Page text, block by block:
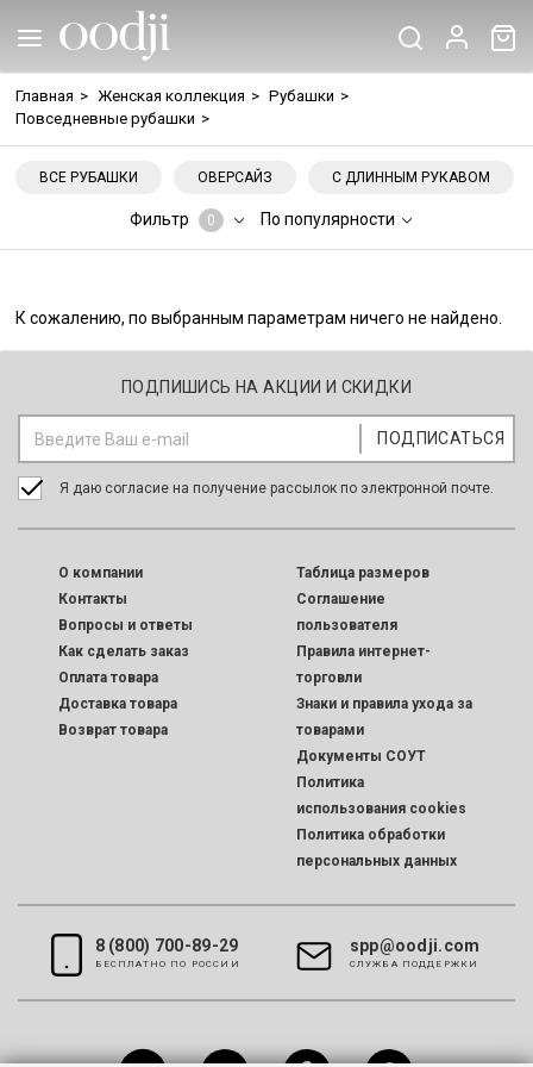
Главная > Женская коллекция > Рубашки >
Повседневные рубашки >
ВСЕ РУБАШКИ ОВЕРСАЙЗ С ДЛИННЫМ РУКАВОМ
Фильтр 0 По популярности
К сожалению, по выбранным параметрам ничего не найдено.
ПОДПИШИСЬ НА АКЦИИ И СКИДКИ
Я даю согласие на получение рассылок по электронной почте.
O компании
Контакты
Вопросы и ответы
Как сделать заказ
Оплата товара
Доставка товара
Возврат товара
Таблица размеров
Соглашение
пользователя
Правила интернет-
торговли
Знаки и правила ухода за
товарами
Документы СОУТ
Политика
использования cookies
Политика обработки
персональных данных
8 (800) 700-89-29
БЕСПЛАТНО ПО РОССИИ
spp@oodji.com
CЛУЖБА ПОДДЕРЖКИ